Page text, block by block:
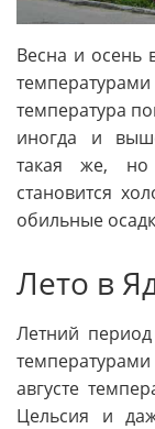
Весна и осень
температура
иногда и
такая же,
становится
обильные
Лето в
Летний
августе
Цельсия и